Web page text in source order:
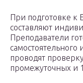
При подготовке к
составляют
Преподаватели
проводят
промежуточных и